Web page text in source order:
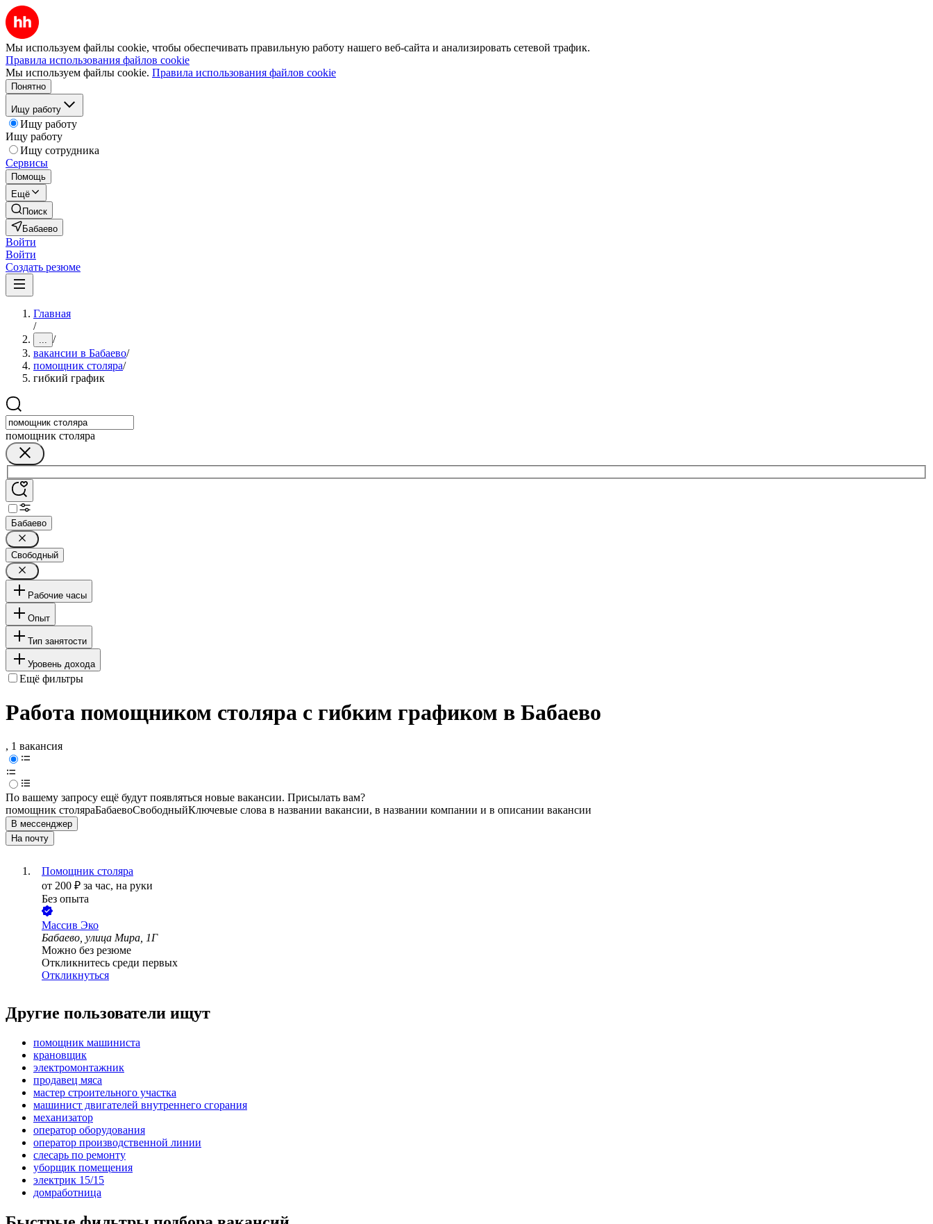
Мы используем файлы cookie, чтобы обеспечивать правильную работу нашего веб-сайта и анализировать сетевой трафик.
Правила использования файлов cookie
Мы используем файлы cookie. Правила использования файлов cookie
Понятно
Ищу работу
Ищу работу
Ищу работу
Ищу сотрудника
Сервисы
Помощь
Ещё
Поиск
Бабаево
Войти
Войти
Создать резюме
Главная
/
... /
вакансии в Бабаево/
помощник столяра/
гибкий график
помощник столяра
Бабаево
Свободный
Рабочие часы
Опыт
Тип занятости
Уровень дохода
Ещё фильтры
Работа помощником столяра с гибким графиком в Бабаево
, 1 вакансия
По вашему запросу ещё будут появляться новые вакансии. Присылать вам?
помощник столяраБабаевоСвободныйКлючевые слова в названии вакансии, в названии компании и в описании вакансии
В мессенджер
На почту
Помощник столяра
от 200 ₽ за час, на руки
Без опыта
Массив Эко
Бабаево, улица Мира, 1Г
Можно без резюме
Откликнитесь среди первых
Откликнуться
Другие пользователи ищут
помощник машиниста
крановщик
электромонтажник
продавец мяса
мастер строительного участка
машинист двигателей внутреннего сгорания
механизатор
оператор оборудования
оператор производственной линии
слесарь по ремонту
уборщик помещения
электрик 15/15
домработница